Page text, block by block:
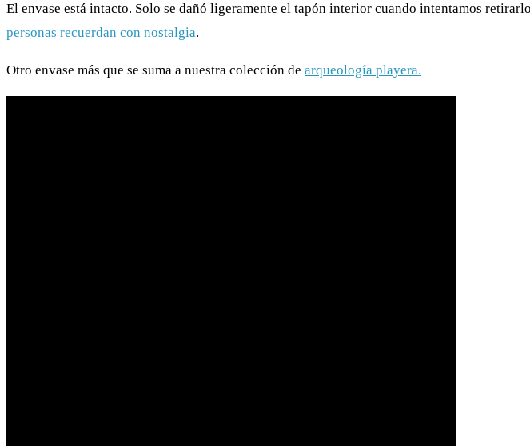
El envase está intacto. Solo se dañó ligeramente el tapón interior cuando intentamos
personas recuerdan con nostalgia.
Otro envase más que se suma a nuestra colección de arqueología playera.